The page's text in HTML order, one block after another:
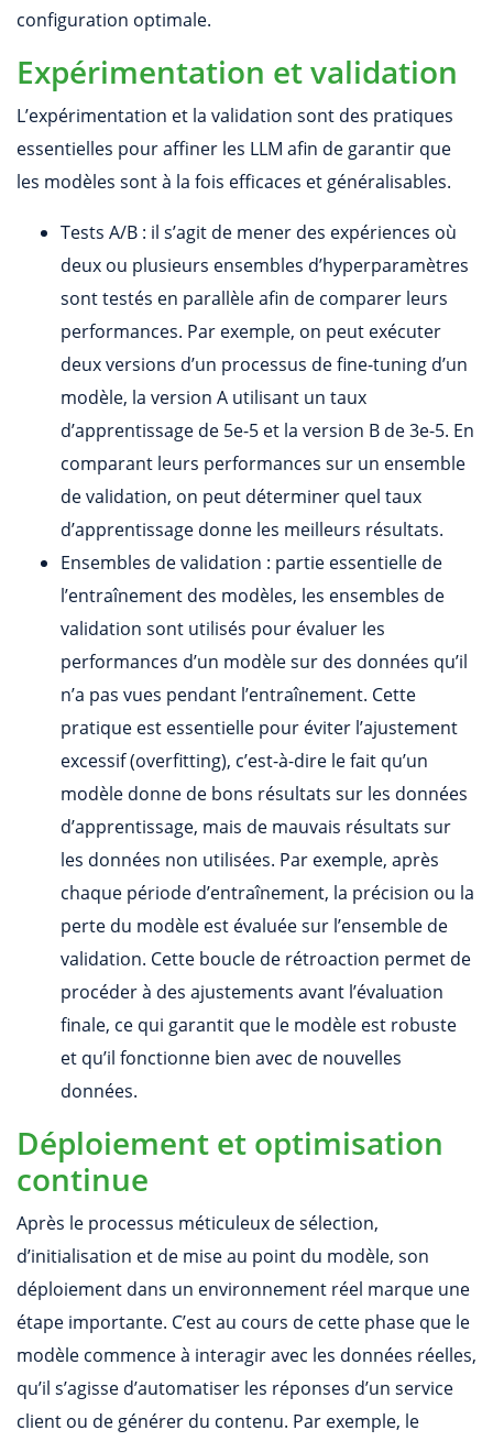
configuration optimale.
Expérimentation et validation
L’expérimentation et la validation sont des pratiques
essentielles pour affiner les LLM afin de garantir que
les modèles sont à la fois efficaces et généralisables.
Tests A/B : il s’agit de mener des expériences où
deux ou plusieurs ensembles d’hyperparamètres
sont testés en parallèle afin de comparer leurs
performances. Par exemple, on peut exécuter
deux versions d’un processus de fine-tuning d’un
modèle, la version A utilisant un taux
d’apprentissage de 5e-5 et la version B de 3e-5. En
comparant leurs performances sur un ensemble
de validation, on peut déterminer quel taux
d’apprentissage donne les meilleurs résultats.
Ensembles de validation : partie essentielle de
l’entraînement des modèles, les ensembles de
validation sont utilisés pour évaluer les
performances d’un modèle sur des données qu’il
n’a pas vues pendant l’entraînement. Cette
pratique est essentielle pour éviter l’ajustement
excessif (overfitting), c’est-à-dire le fait qu’un
modèle donne de bons résultats sur les données
d’apprentissage, mais de mauvais résultats sur
les données non utilisées. Par exemple, après
chaque période d’entraînement, la précision ou la
perte du modèle est évaluée sur l’ensemble de
validation. Cette boucle de rétroaction permet de
procéder à des ajustements avant l’évaluation
finale, ce qui garantit que le modèle est robuste
et qu’il fonctionne bien avec de nouvelles
données.
Déploiement et optimisation
continue
Après le processus méticuleux de sélection,
d’initialisation et de mise au point du modèle, son
déploiement dans un environnement réel marque une
étape importante. C’est au cours de cette phase que le
modèle commence à interagir avec les données réelles,
qu’il s’agisse d’automatiser les réponses d’un service
client ou de générer du contenu. Par exemple, le